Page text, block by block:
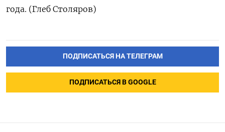
года. (Глеб Столяров)
ПОДПИСАТЬСЯ НА ТЕЛЕГРАМ
ПОДПИСАТЬСЯ В GOOGLE